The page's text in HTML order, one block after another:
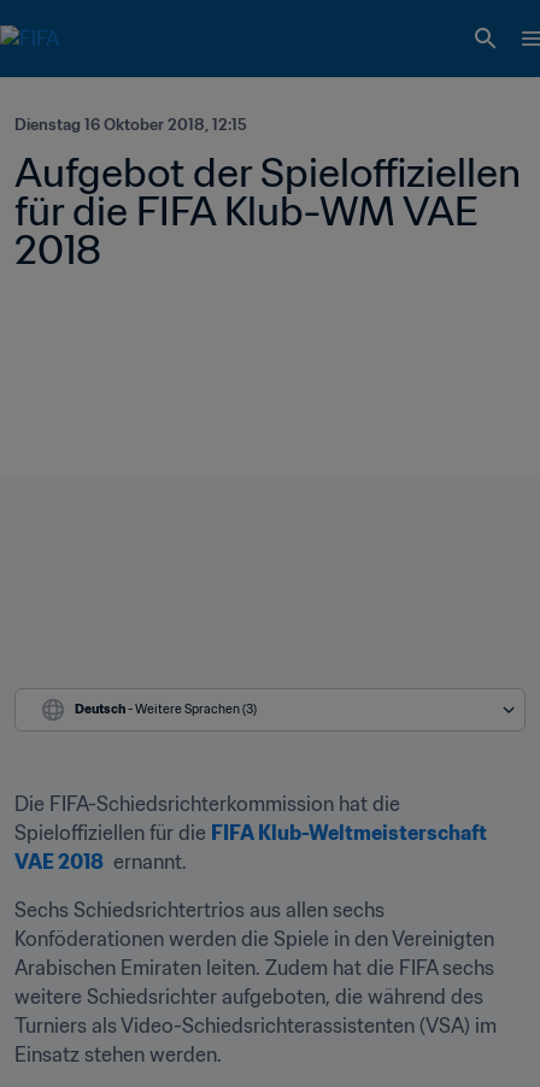
Dienstag 16 Oktober 2018, 12:15
Aufgebot der Spieloffiziellen
für die FIFA Klub-WM VAE
2018
Deutsch - Weitere Sprachen (3)
Die FIFA-Schiedsrichterkommission hat die
Spieloffiziellen für die FIFA Klub-Weltmeisterschaft
VAE 2018
  ernannt.
Sechs Schiedsrichtertrios aus allen sechs
Konföderationen werden die Spiele in den Vereinigten
Arabischen Emiraten leiten. Zudem hat die FIFA sechs
weitere Schiedsrichter aufgeboten, die während des
Turniers als Video-Schiedsrichterassistenten (VSA) im
Einsatz stehen werden.